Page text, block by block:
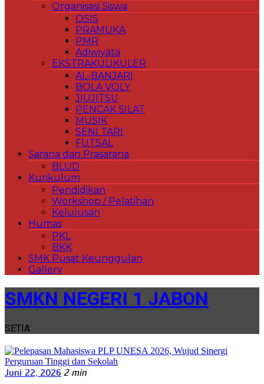
Organisasi Siswa
OSIS
PRAMUKA
PMR
Adiwiyata
EKSTRAKULIKULER
AL-BANJARI
BOLA VOLY
JIUJITSU
PENCAK SILAT
MUSIK
SENI TARI
FUTSAL
Sarana dan Prasarana
BLUD
Kurikulum
Pendidikan
Workshop / Pelatihan
Kelulusan
Humas
PKL
BKK
SMK Pusat Keunggulan
Gallery
SMKN NEGERI 1 JABON
SETIA
Juni 22, 2026 2 min